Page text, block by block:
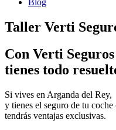
Taller Verti
Con Verti
tienes todo
Si vives en Arganda del Rey,
y tienes el seguro de tu
tendrás ventajas exclusivas.